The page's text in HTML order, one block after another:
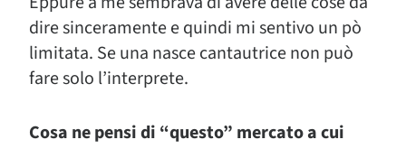
dire sinceramente e quindi mi sentivo un pò
limitata. Se una nasce cantautrice non può
fare solo l’interprete.
Cosa ne pensi di “questo” mercato a cui